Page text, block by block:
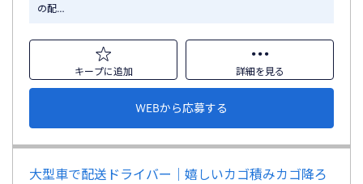
の配…
キープに追加 詳細を見る
WEBから応募する
大型車で配送ドライバー｜嬉しいカゴ積みカゴ降ろ